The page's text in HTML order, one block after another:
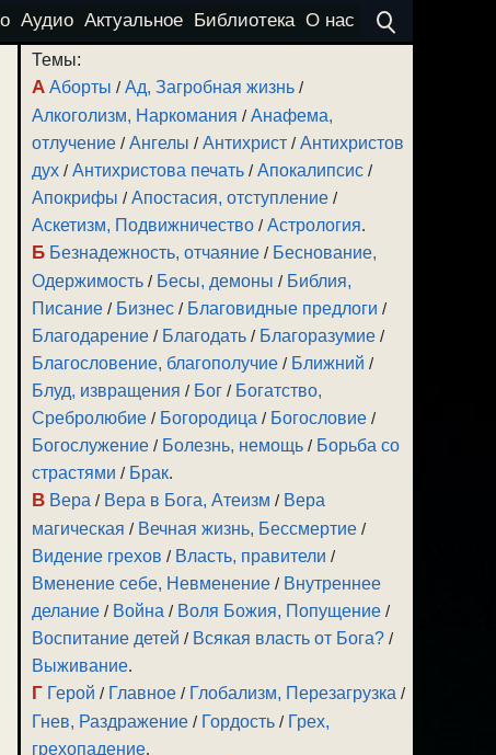
Аудио Актуальное Библиотека О нас
Темы:
А Аборты /Ад, Загробная жизнь /
Алкоголизм, Наркомания /Анафема,
отлучение /Ангелы /Антихрист /Антихристов
дух /Антихристова печать /Апокалипсис /
Апокрифы /Апостасия, отступление /
Аскетизм, Подвижничество /Астрология.
Б Безнадежность, отчаяние / Беснование,
Одержимость / Бесы, демоны / Библия,
Писание / Бизнес / Благовидные предлоги /
Благодарение / Благодать / Благоразумие /
Благословение, благополучие / Ближний /
Блуд, извращения / Бог / Богатство,
Сребролюбие / Богородица / Богословие /
Богослужение / Болезнь, немощь / Борьба со
страстями / Брак.
В Вера / Вера в Бога, Атеизм / Вера
магическая / Вечная жизнь, Бессмертие /
Видение грехов / Власть, правители /
Вменение себе, Невменение / Внутреннее
делание / Война / Воля Божия, Попущение /
Воспитание детей / Всякая власть от Бога? /
Выживание.
Г Герой / Главное / Глобализм, Перезагрузка /
Гнев, Раздражение / Гордость / Грех,
грехопадение.